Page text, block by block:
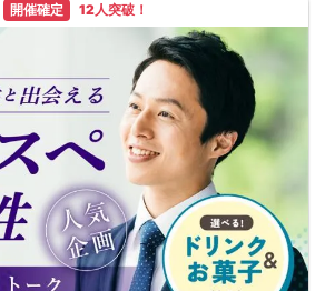
開催確定 12人突破！